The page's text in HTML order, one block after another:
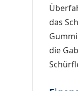
das
die